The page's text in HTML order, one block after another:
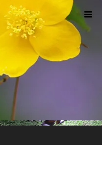
の時空間へ